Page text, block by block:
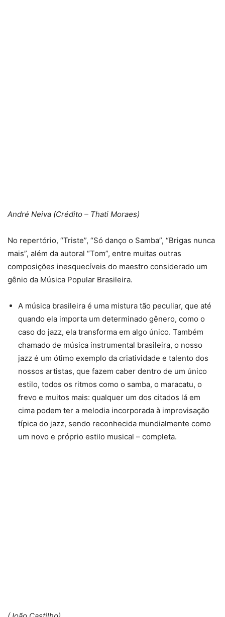
André Neiva (Crédito – Thati Moraes)
No repertório, “Triste”, “Só danço o Samba”, “Brigas nunca
mais”, além da autoral “Tom”, entre muitas outras
composições inesquecíveis do maestro considerado um
gênio da Música Popular Brasileira.
A música brasileira é uma mistura tão peculiar, que até
quando ela importa um determinado gênero, como o
caso do jazz, ela transforma em algo único. Também
chamado de música instrumental brasileira, o nosso
jazz é um ótimo exemplo da criatividade e talento dos
nossos artistas, que fazem caber dentro de um único
estilo, todos os ritmos como o samba, o maracatu, o
frevo e muitos mais: qualquer um dos citados lá em
cima podem ter a melodia incorporada à improvisação
típica do jazz, sendo reconhecida mundialmente como
um novo e próprio estilo musical – completa.